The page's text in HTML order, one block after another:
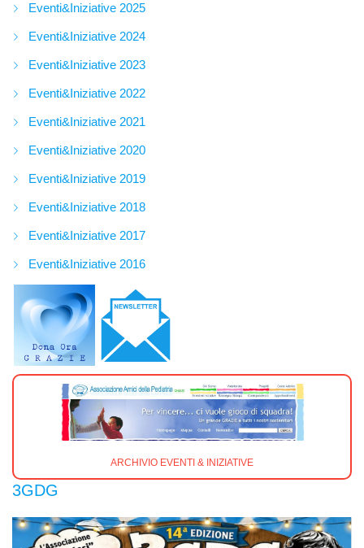
Eventi&Iniziative 2025
Eventi&Iniziative 2024
Eventi&Iniziative 2023
Eventi&Iniziative 2022
Eventi&Iniziative 2021
Eventi&Iniziative 2020
Eventi&Iniziative 2019
Eventi&Iniziative 2018
Eventi&Iniziative 2017
Eventi&Iniziative 2016
ARCHIVIO EVENTI & INIZIATIVE
3GDG